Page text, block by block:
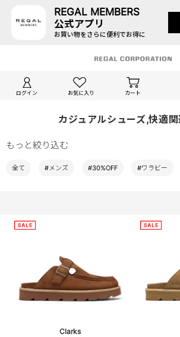
REGAL MEMBERS
公式アプリ
お買い物をさらに便利でお得に
ログイン お気に入り カート
カジュアルシューズ,快適
もっと絞り込む
全て #メンズ #30%OFF #ワラビー
Clarks